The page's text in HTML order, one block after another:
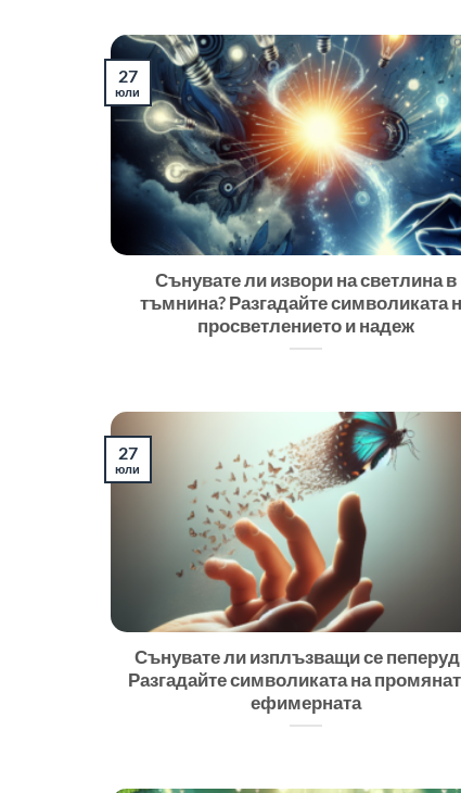
Сънувате ли извори на светлина в
тъмнина? Разгадайте символиката
просветлението и надеж
27
юли
Сънувате ли изплъзващи се
Разгадайте символиката на
ефимерната
27
юли